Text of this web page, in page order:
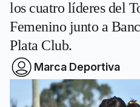
los cuatro líderes del
Femenino junto a
Plata Club.
Marca Deportiva